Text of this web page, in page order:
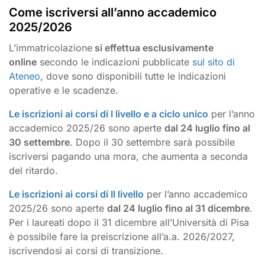
Come iscriversi all’anno accademico
2025/2026
L’immatricolazione si effettua esclusivamente
online secondo le indicazioni pubblicate sul sito di
Ateneo, dove sono disponibili tutte le indicazioni
operative e le scadenze.
Le iscrizioni ai corsi di I livello e a ciclo unico per l’anno
accademico 2025/26 sono aperte dal 24 luglio fino al
30 settembre. Dopo il 30 settembre sarà possibile
iscriversi pagando una mora, che aumenta a seconda
del ritardo.
Le iscrizioni ai corsi di II livello per l’anno accademico
2025/26 sono aperte dal 24 luglio fino al 31 dicembre.
Per i laureati dopo il 31 dicembre all’Università di Pisa
è possibile fare la preiscrizione all’a.a. 2026/2027,
iscrivendosi ai corsi di transizione.